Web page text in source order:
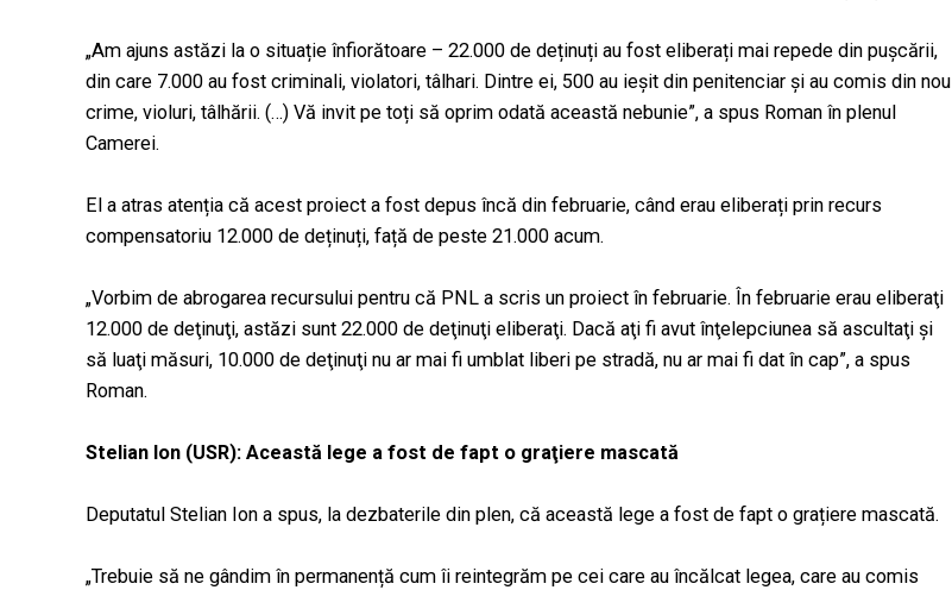
„Am ajuns astăzi la o situație înfiorătoare – 22.000 de deținuți au fost eliberați mai repede din pușcării,
din care 7.000 au fost criminali, violatori, tâlhari. Dintre ei, 500 au ieșit din penitenciar și au comis din nou
crime, violuri, tâlhării. (…) Vă invit pe toți să oprim odată această nebunie”, a spus Roman în plenul
Camerei.
El a atras atenția că acest proiect a fost depus încă din februarie, când erau eliberați prin recurs
compensatoriu 12.000 de deținuți, față de peste 21.000 acum.
„Vorbim de abrogarea recursului pentru că PNL a scris un proiect în februarie. În februarie erau eliberaţi
12.000 de deţinuţi, astăzi sunt 22.000 de deţinuţi eliberaţi. Dacă aţi fi avut înţelepciunea să ascultaţi şi
să luaţi măsuri, 10.000 de deţinuţi nu ar mai fi umblat liberi pe stradă, nu ar mai fi dat în cap”, a spus
Roman.
Stelian Ion (USR): Această lege a fost de fapt o graţiere mascată
Deputatul Stelian Ion a spus, la dezbaterile din plen, că această lege a fost de fapt o grațiere mascată.
„Trebuie să ne gândim în permanență cum îi reintegrăm pe cei care au încălcat legea, care au comis